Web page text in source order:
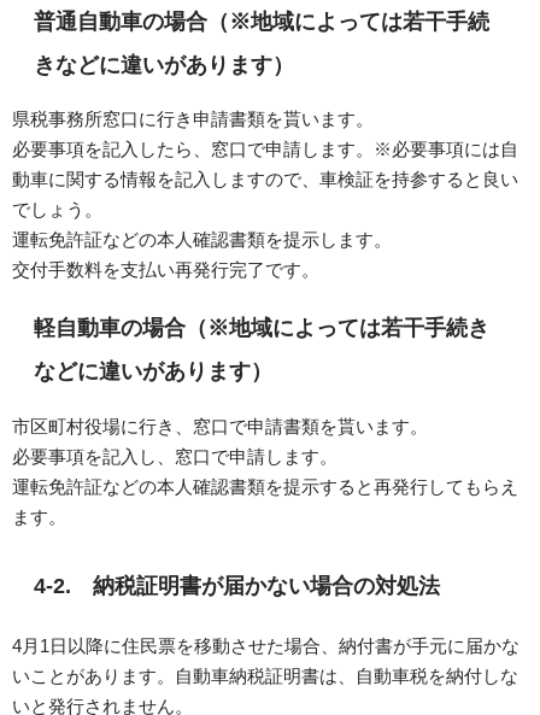
普通自動車の場合（※地域によっては若干手続
きなどに違いがあります）
県税事務所窓口に行き申請書類を貰います。
必要事項を記入したら、窓口で申請します。※必要事項には自
動車に関する情報を記入しますので、車検証を持参すると良い
でしょう。
運転免許証などの本人確認書類を提示します。
交付手数料を支払い再発行完了です。
軽自動車の場合（※地域によっては若干手続き
などに違いがあります）
市区町村役場に行き、窓口で申請書類を貰います。
必要事項を記入し、窓口で申請します。
運転免許証などの本人確認書類を提示すると再発行してもらえ
ます。
4-2. 納税証明書が届かない場合の対処法
4月1日以降に住民票を移動させた場合、納付書が手元に届かな
いことがあります。自動車納税証明書は、自動車税を納付しな
いと発行されません。